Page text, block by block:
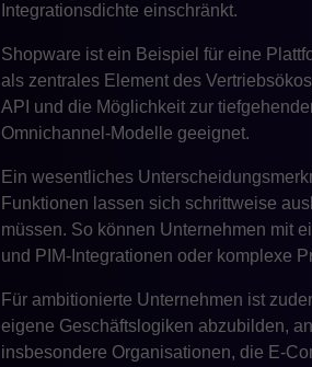
Integrationsdichte einschränkt.
Shopware ist ein Beispiel für eine
als zentrales Element des
API und die Möglichkeit zur
Omnichannel-Modelle geeignet.
Ein wesentliches
Funktionen lassen sich schrittweise
müssen. So können Unternehmen mit
und PIM-Integrationen oder komplexe
Für ambitionierte Unternehmen ist
eigene Geschäftslogiken abzubilden,
insbesondere Organisationen, die E-